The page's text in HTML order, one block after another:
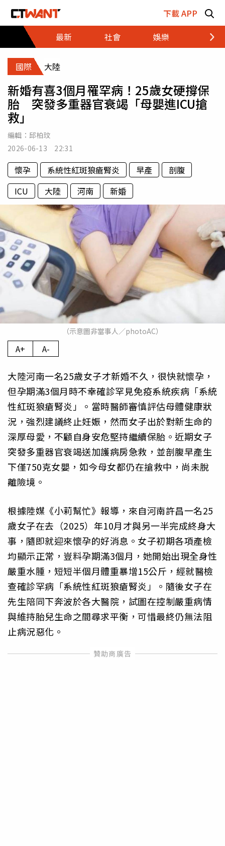
下載 APP
最新
社會 娛樂 財經
國際 大陸
新婚有喜3個月罹罕病！25歲女硬撐保
胎 突發多重器官衰竭「母嬰進ICU搶
救」
編輯： 邱柏玟
2026-06-13 22:31
懷孕 系統性紅斑狼瘡腎炎 早產
剖腹
ICU
大陸 河南 新婚
（示意圖非當事人／photoAC）
A+ A-
大陸河南一名25歲女子才新婚不久，很快就懷孕，
但孕期滿3個月時不幸確診罕見免疫系統疾病「系統
性紅斑狼瘡腎炎」。當時醫師審慎評估母體健康狀
況，強烈建議終止妊娠，然而女子出於對新生命的
深厚母愛，不顧自身安危堅持繼續保胎。近期女子
突發多重器官衰竭送加護病房急救，並剖腹早產生
下僅750克女嬰，如今母女都仍在搶救中，尚未脫
離險境。
根據陸媒《小莉幫忙》報導，來自河南許昌一名25
歲女子在去（2025）年10月才與另一半完成終身大
事，隨即就迎來懷孕的好消息。女子初期各項產檢
均顯示正常，豈料孕期滿3個月，她開始出現全身性
嚴重水腫，短短半個月體重暴增15公斤，經就醫檢
查確診罕病「系統性紅斑狼瘡腎炎」。隨後女子在
先生陪同下奔波於各大醫院，試圖在控制嚴重病情
與維持胎兒生命之間尋求平衡，可惜最終仍無法阻
止病況惡化。